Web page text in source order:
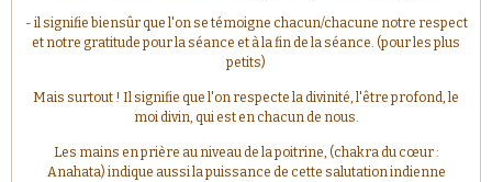
- il signifie biensûr que l'on se témoigne chacun/chacune notre respect
et notre gratitude pour la séance et à la fin de la séance. (pour les plus
petits)
Mais surtout ! Il signifie que l'on respecte la divinité, l'être profond, le
moi divin, qui est en chacun de nous.
Les mains en prière au niveau de la poitrine, (chakra du cœur :
Anahata) indique aussi la puissance de cette salutation indienne